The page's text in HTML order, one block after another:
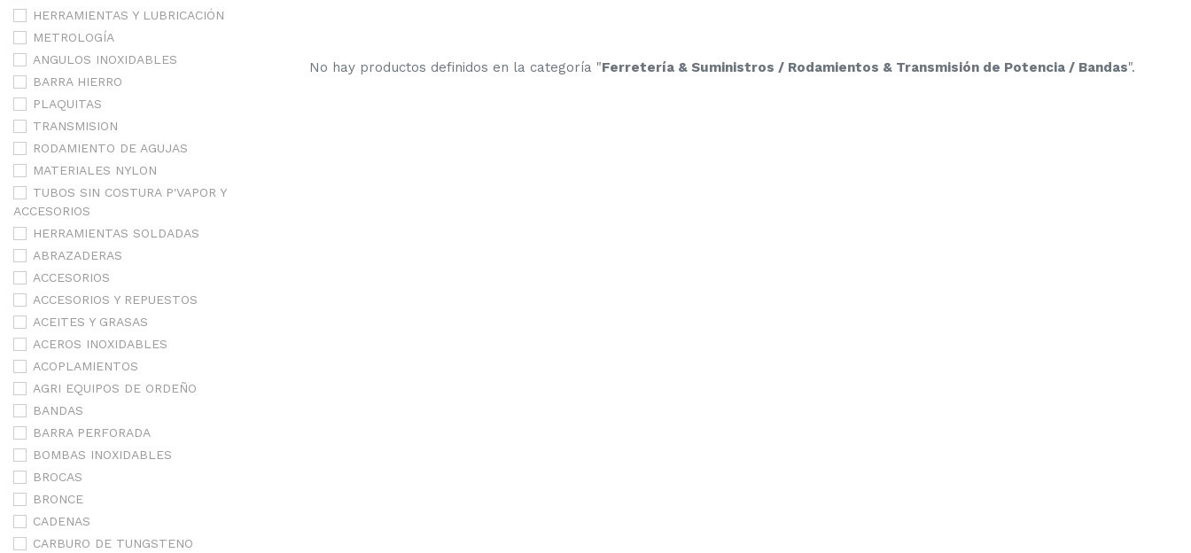
HERRAMIENTAS Y LUBRICACIÓN
METROLOGÍA
ANGULOS INOXIDABLES
BARRA HIERRO
PLAQUITAS
TRANSMISION
RODAMIENTO DE AGUJAS
MATERIALES NYLON
TUBOS SIN COSTURA P'VAPOR Y
ACCESORIOS
HERRAMIENTAS SOLDADAS
ABRAZADERAS
ACCESORIOS
ACCESORIOS Y REPUESTOS
ACEITES Y GRASAS
ACEROS INOXIDABLES
ACOPLAMIENTOS
AGRI EQUIPOS DE ORDEÑO
BANDAS
BARRA PERFORADA
BOMBAS INOXIDABLES
BROCAS
BRONCE
CADENAS
CARBURO DE TUNGSTENO
No hay productos definidos en la categoría "Ferretería & Suministros / Rodamientos & Transmisión de Potencia / Bandas".